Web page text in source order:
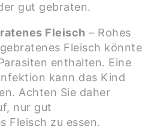
gut gebraten.
Fleisch – Rohes
Fleisch könnte
enthalten. Eine
kann das Kind
Achten Sie daher
nur gut
Fleisch zu essen.